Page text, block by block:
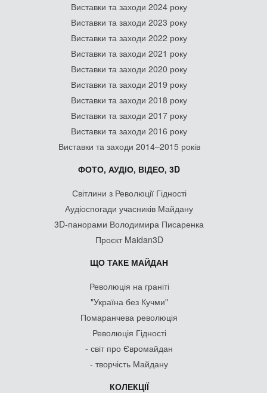
Виставки та заходи 2024 року
Виставки та заходи 2023 року
Виставки та заходи 2022 року
Виставки та заходи 2021 року
Виставки та заходи 2020 року
Виставки та заходи 2019 року
Виставки та заходи 2018 року
Виставки та заходи 2017 року
Виставки та заходи 2016 року
Виставки та заходи 2014–2015 років
ФОТО, АУДІО, ВІДЕО, 3D
Світлини з Революції Гідності
Аудіоспогади учасників Майдану
3D-панорами Володимира Писаренка
Проєкт Maidan3D
ЩО ТАКЕ МАЙДАН
Революція на граніті
"Україна без Кучми"
Помаранчева революція
Революція Гідності
- світ про Євромайдан
- творчість Майдану
КОЛЕКЦІЇ